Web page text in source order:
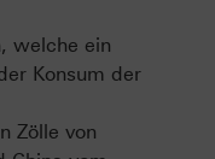
welche ein
Konsum der
Zölle von